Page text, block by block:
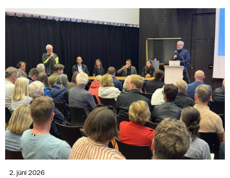
2. júní 2026